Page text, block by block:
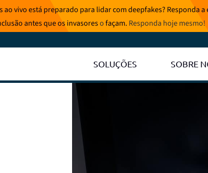
vivo está preparado para lidar com deepfakes? Responda
antes que os invasoresofaçam. Responda hoje mesmo!
SOLUÇÕES SOBRE